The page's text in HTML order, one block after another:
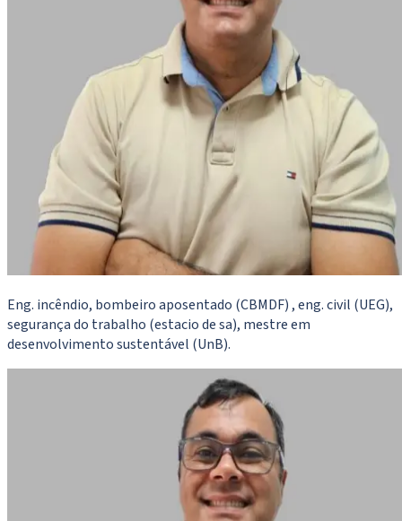
Eng. incêndio, bombeiro aposentado (CBMDF) , eng. civil (UEG),
segurança do trabalho (estacio de sa), mestre em
desenvolvimento sustentável (UnB).